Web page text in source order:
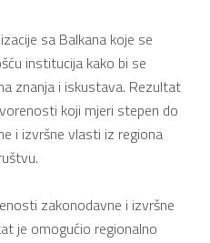
sa Balkana koje se
institucija kako bi se
znanja i iskustava. Rezultat
koji mjeri stepen do
i izvršne vlasti iz regiona
zakonodavne i izvršne
je omogućio regionalno